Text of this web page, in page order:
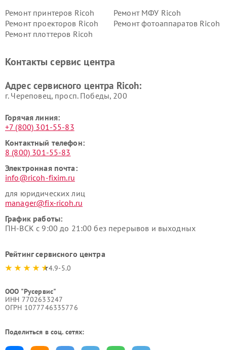
Ремонт принтеров Ricoh
Ремонт МФУ Ricoh
Ремонт проекторов Ricoh
Ремонт фотоаппаратов Ricoh
Ремонт плоттеров Ricoh
Контакты сервис центра
Адрес сервисного центра Ricoh:
г. Череповец, просп. Победы, 200
Горячая линия:
+7 (800) 301-55-83
Контактный телефон:
8 (800) 301-55-83
Электронная почта:
info@ricoh-fixim.ru
для юридических лиц
manager@fix-ricoh.ru
График работы:
ПН-ВСК с 9:00 до 21:00 без перерывов и выходных
Рейтинг сервисного центра
4.9-5.0
ООО "Русервис"
ИНН 7702633247
ОГРН 1077746335776
Поделиться в соц. сетях: